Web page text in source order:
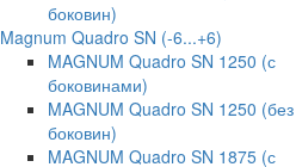
боковин)
Magnum Quadro SN (-6...+6)
MAGNUM Quadro SN 1250 (с
боковинами)
MAGNUM Quadro SN 1250 (без
боковин)
MAGNUM Quadro SN 1875 (с